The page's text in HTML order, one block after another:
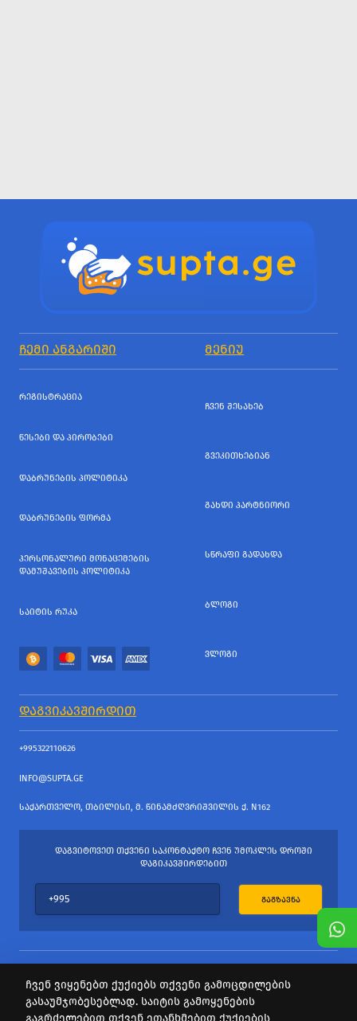
ᲩᲔᲛᲘ ᲐᲜᲒᲐᲠᲘᲨᲘ ᲛᲔᲜᲘᲣ
ᲠᲔᲒᲘᲡᲢᲠᲐᲪᲘᲐ
ᲬᲔᲡᲔᲑᲘ ᲓᲐ ᲞᲘᲠᲝᲑᲔᲑᲘ
ᲓᲐᲑᲠᲣᲜᲔᲑᲘᲡ ᲞᲝᲚᲘᲢᲘᲙᲐ
ᲓᲐᲑᲠᲣᲜᲔᲑᲘᲡ ᲤᲝᲠᲛᲐ
ᲞᲔᲠᲡᲝᲜᲐᲚᲣᲠᲘ ᲛᲝᲜᲐᲪᲔᲛᲔᲑᲘᲡ
ᲓᲐᲛᲣᲨᲐᲕᲔᲑᲘᲡ ᲞᲝᲚᲘᲢᲘᲙᲐ
ᲡᲐᲘᲢᲘᲡ ᲠᲣᲙᲐ
ᲩᲕᲔᲜ ᲨᲔᲡᲐᲮᲔᲑ
ᲒᲕᲔᲙᲘᲗᲮᲔᲑᲘᲐᲜ
ᲒᲐᲮᲓᲘ ᲞᲐᲠᲢᲜᲘᲝᲠᲘ
ᲡᲬᲠᲐᲤᲘ ᲒᲐᲓᲐᲮᲓᲐ
ᲑᲚᲝᲒᲘ
ᲕᲚᲝᲒᲘ
ᲓᲐᲒᲕᲘᲙᲐᲕᲨᲘᲠᲓᲘᲗ
+995322110626
INFO@SUPTA.GE
ᲡᲐᲥᲐᲠᲗᲕᲔᲚᲝ, ᲗᲑᲘᲚᲘᲡᲘ, Მ. ᲬᲘᲜᲐᲛᲫᲦᲕᲠᲘᲨᲕᲘᲚᲘᲡ Ქ. N162
ᲓᲐᲒᲕᲘᲢᲝᲕᲔᲗ ᲗᲥᲕᲔᲜᲘ ᲡᲐᲙᲝᲜᲢᲐᲥᲢᲝ ᲩᲕᲔᲜ ᲣᲛᲝᲙᲚᲔᲡ ᲓᲠᲝᲨᲘ
ᲓᲐᲒᲘᲙᲐᲕᲨᲘᲠᲓᲔᲑᲘᲗ
ᲒᲐᲒᲖᲐᲕᲜᲐ
ყველა უფლება დაცულია
ჩვენ ვიყენებთ ქუქიებს თქვენი გამოცდილების
გასაუმჯობესებლად. საიტის გამოყენების
გაგრძელებით თქვენ ეთანხმებით ქუქიების